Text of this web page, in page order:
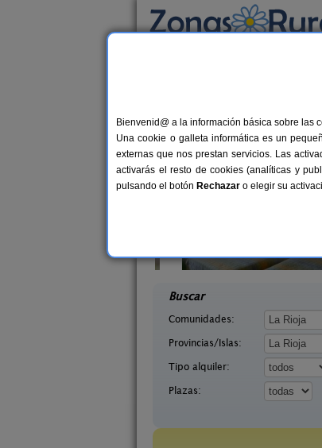
Casas Rurales
35 €
Buscar
Comunidades:
Provincias/Islas:
Tipo alquiler:
Plazas:
Bienvenid@ a la información básica sobre las
Una cookie o galleta informática es un
externas que nos prestan servicios. Las
activarás el resto de cookies (analíticas y
pulsando el botón Rechazar o elegir su